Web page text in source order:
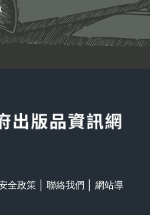
全政策 聯絡我們
網站導